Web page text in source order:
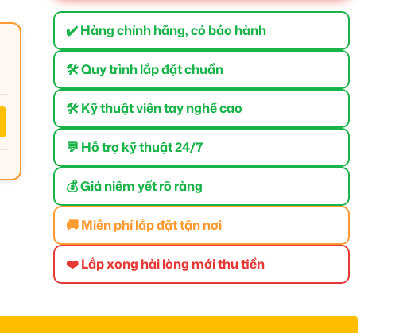
✔️ Hàng chính hãng, có bảo hành
🛠 Quy trình lắp đặt chuẩn
🛠 Kỹ thuật viên tay nghề cao
💬 Hỗ trợ kỹ thuật 24/7
💰 Giá niêm yết rõ ràng
🚚 Miễn phí lắp đặt tận nơi
❤️ Lắp xong hài lòng mới thu tiền